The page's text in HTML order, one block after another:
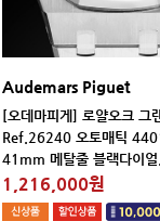
Audemars Piguet
41mm 메탈줄 블랙다이얼..
1,216,000원